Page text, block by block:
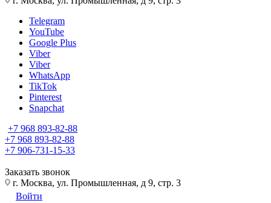
Telegram
YouTube
Google Plus
Viber
Viber
WhatsApp
TikTok
Pinterest
Snapchat
+7 968 893-82-88
+7 968 893-82-88
+7 906-731-15-33
Заказать звонок
г. Москва, ул. Промышленная, д 9, стр. 3
Войти